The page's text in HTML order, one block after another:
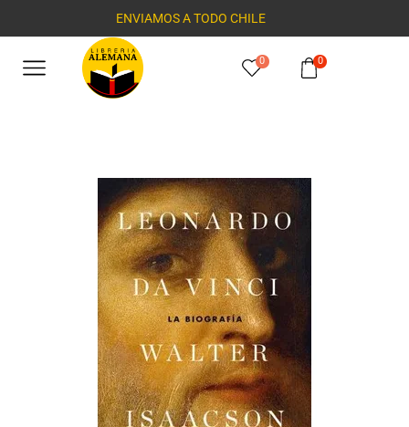
ENVIAMOS A TODO CHILE
0 0